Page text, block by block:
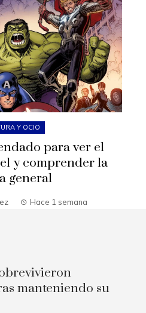
Y OCIO
para ver el
y comprender la
general
Hace 1 semana
manteniendo su